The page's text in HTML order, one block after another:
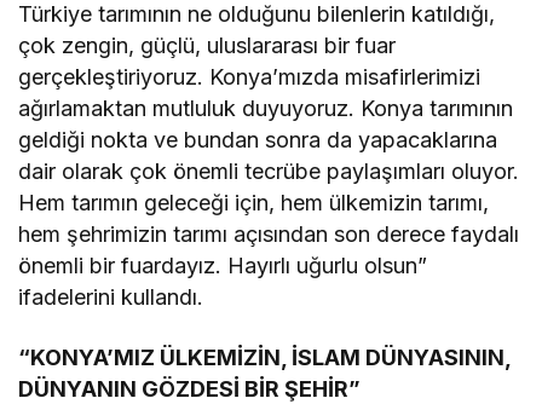
Türkiye tarımının ne olduğunu bilenlerin katıldığı,
çok zengin, güçlü, uluslararası bir fuar
gerçekleştiriyoruz. Konya’mızda misafirlerimizi
ağırlamaktan mutluluk duyuyoruz. Konya tarımının
geldiği nokta ve bundan sonra da yapacaklarına
dair olarak çok önemli tecrübe paylaşımları oluyor.
Hem tarımın geleceği için, hem ülkemizin tarımı,
hem şehrimizin tarımı açısından son derece faydalı
önemli bir fuardayız. Hayırlı uğurlu olsun”
ifadelerini kullandı.
“KONYA’MIZ ÜLKEMİZİN, İSLAM DÜNYASININ,
DÜNYANIN GÖZDESİ BİR ŞEHİR”